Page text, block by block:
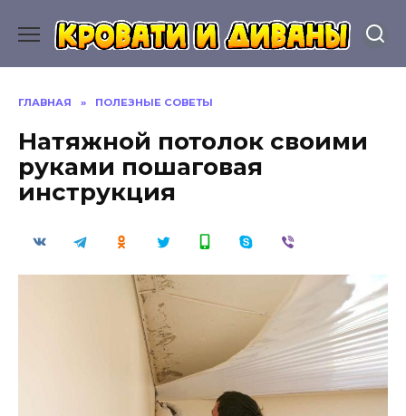
содержанию
ГЛАВНАЯ » ПОЛЕЗНЫЕ СОВЕТЫ
Натяжной потолок своими
руками пошаговая
инструкция